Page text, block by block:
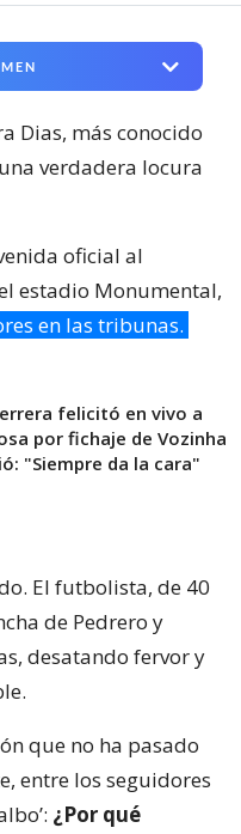
Dias, más conocido
verdadera locura
oficial al
estadio Monumental,
en las tribunas.
felicitó en vivo a
por fichaje de Vozinha
"Siempre da la cara"
El futbolista, de 40
de Pedrero y
desatando fervor y
que no ha pasado
entre los seguidores
¿Por qué